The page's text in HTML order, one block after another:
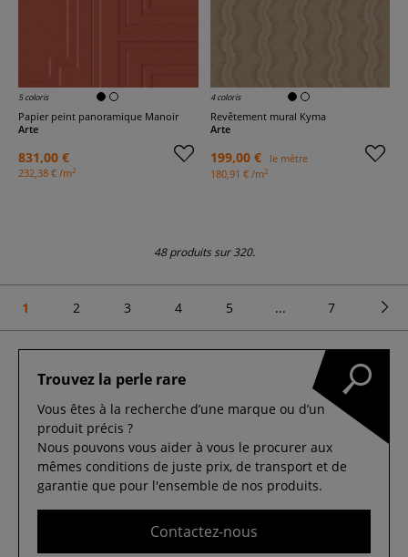
5 coloris
Papier peint panoramique Manoir
Arte
831,00 €
232,38 € /m2
4 coloris
Revêtement mural Kyma
Arte
199,00 €
le mètre
180,91 € /m2
48 produits sur 320.
1 2 3 4 5 ... 7
Trouvez la perle rare
Vous êtes à la recherche d’une marque ou d’un
produit précis ?
Nous pouvons vous aider à vous le procurer aux
mêmes conditions de juste prix, de transport et de
garantie que pour l'ensemble de nos produits.
Contactez-nous